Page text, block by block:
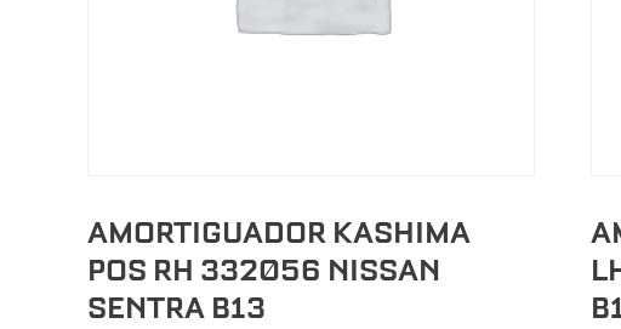
AMORTIGUADOR KASHIMA
POS RH 332056 NISSAN
SENTRA B13